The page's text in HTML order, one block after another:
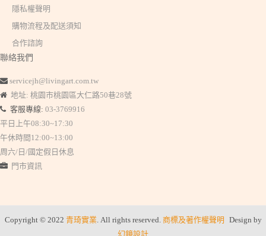
隱私權聲明
購物流程及配送須知
合作諮詢
聯絡我們
servicejh@livingart.com.tw
地址: 桃園市桃園區大仁路50巷28號
客服專線: 03-3769916
平日上午08:30~17:30
午休時間12:00~13:00
周六/日/國定假日休息
門市資訊
Copyright © 2022 青琦實業. All rights reserved. 商標及著作權聲明 Design by
幻鏡設計